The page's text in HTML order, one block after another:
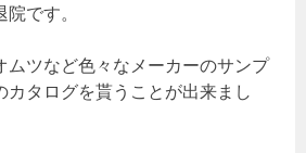
です。
ムツなど色々なメーカーのサンプ
カタログを貰うことが出来まし